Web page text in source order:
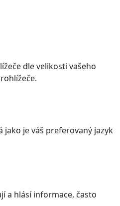
dle velikosti vašeho
je váš preferovaný jazyk
a hlásí informace, často